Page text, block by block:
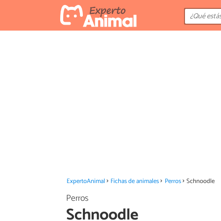
ExpertoAnimal Fichas de animales Perros Schnoodle
Perros
Schnoodle